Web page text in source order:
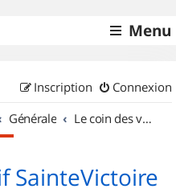
Menu
Connexion
Inscription
Générale Le coin des vidéastes
SainteVictoire